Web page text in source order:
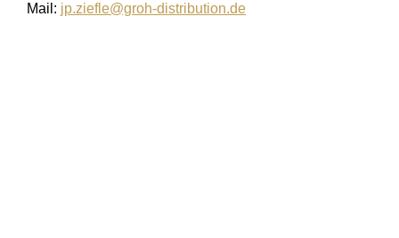
Mail: jp.ziefle@groh-distribution.de